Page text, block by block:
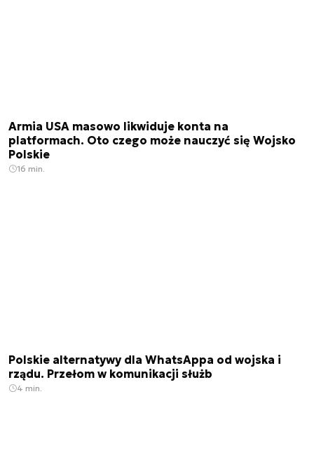
Armia USA masowo likwiduje konta na
platformach. Oto czego może nauczyć się Wojsko
Polskie
16 min.
Polskie alternatywy dla WhatsAppa od wojska i
rządu. Przełom w komunikacji służb
4 min.